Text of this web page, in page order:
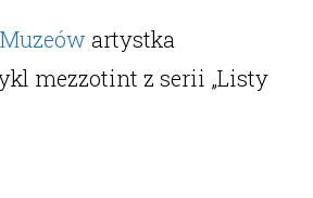
artystka
mezzotint z serii „Listy